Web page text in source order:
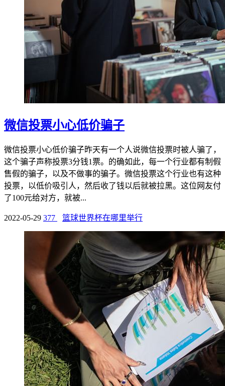
微信投票小心低价骗子
微信投票小心低价骗子昨天有一个人说微信投票时被人骗了，
这个骗子声称投票3分钱1票。的确如此，每一个行业都有制假
售假的骗子，以及不做事的骗子。微信投票这个行业也有这种
投票，以低价吸引人，然后收了钱以后就被拉黑。这位网友付
了100元给对方，就被...
2022-05-29 377 篮球世界杯在哪里举行